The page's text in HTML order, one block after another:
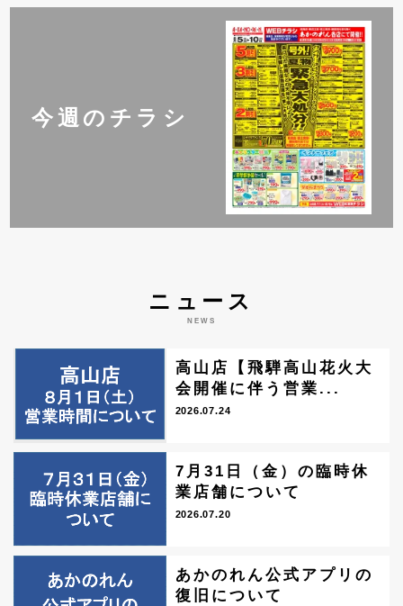
今週のチラシ
ニュース
NEWS
高山店【飛騨高山花火大
会開催に伴う営業...
2026.07.24
7月31日（金）の臨時休
業店舗について
2026.07.20
あかのれん公式アプリの
復旧について